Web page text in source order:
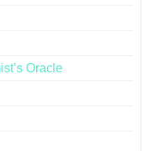
Oracle